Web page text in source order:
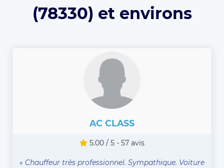
(78330) et environs
AC CLASS
5.00 / 5 - 57 avis
« Chauffeur très professionnel. Sympathique. Voiture